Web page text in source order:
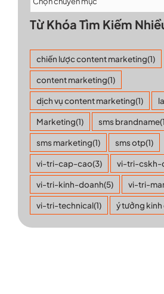
Từ Khóa Tìm Kiếm
chiến lược content marketing(1)
content marketing(1)
dịch vụ content marketing(1)
Marketing(1) sms brandname
sms marketing(1) sms otp(1)
vi-tri-cap-cao(3) vi-tri-cskh-
vi-tri-kinh-doanh(5) vi-tri-
vi-tri-technical(1) ý tưởng